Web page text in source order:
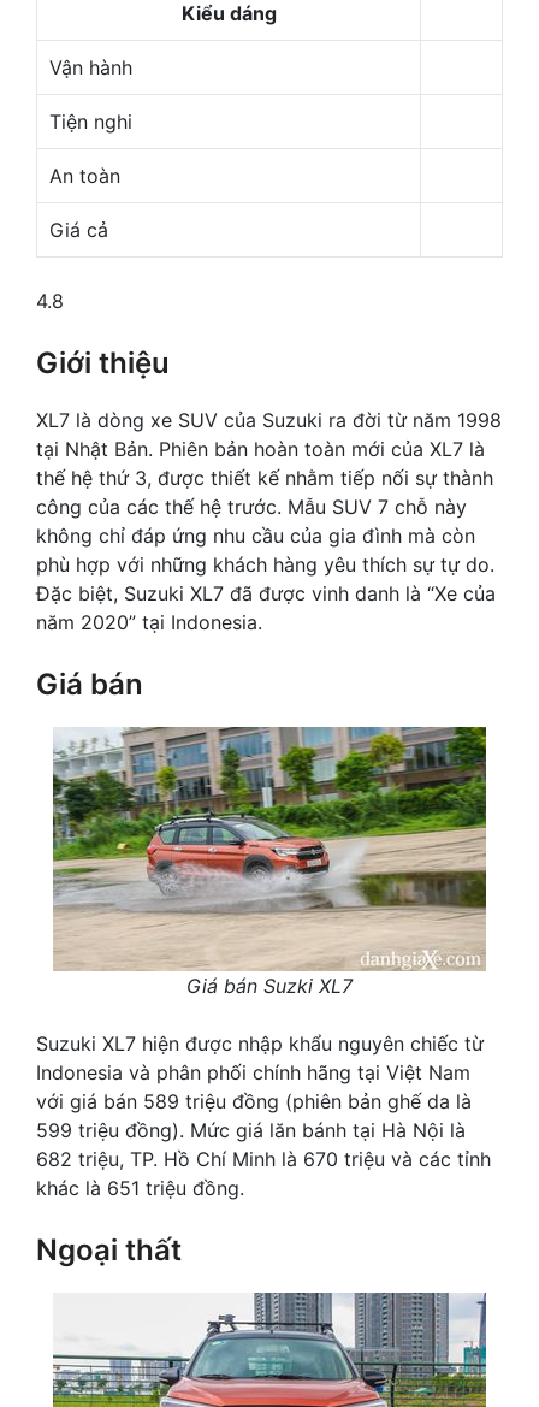
Kiểu dáng
Vận hành
Tiện nghi
An toàn
Giá cả
4.8
Giới thiệu
XL7 là dòng xe SUV của Suzuki ra đời từ năm 1998
tại Nhật Bản. Phiên bản hoàn toàn mới của XL7 là
thế hệ thứ 3, được thiết kế nhằm tiếp nối sự thành
công của các thế hệ trước. Mẫu SUV 7 chỗ này
không chỉ đáp ứng nhu cầu của gia đình mà còn
phù hợp với những khách hàng yêu thích sự tự do.
Đặc biệt, Suzuki XL7 đã được vinh danh là “Xe của
năm 2020” tại Indonesia.
Giá bán
Giá bán Suzki XL7
Suzuki XL7 hiện được nhập khẩu nguyên chiếc từ
Indonesia và phân phối chính hãng tại Việt Nam
với giá bán 589 triệu đồng (phiên bản ghế da là
599 triệu đồng). Mức giá lăn bánh tại Hà Nội là
682 triệu, TP. Hồ Chí Minh là 670 triệu và các tỉnh
khác là 651 triệu đồng.
Ngoại thất